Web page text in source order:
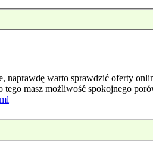
naprawdę warto sprawdzić oferty
masz możliwość spokojnego